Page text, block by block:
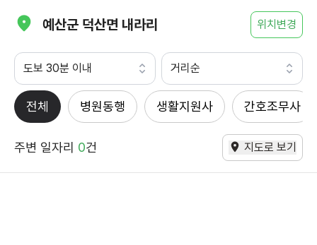
예산군 덕산면 내라리 위치변경
도보 30분 이내 거리순
전체 병원동행 생활지원사 간호조무사
주변 일자리 0건 지도로 보기